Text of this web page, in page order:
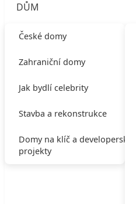
DŮM
České domy
Zahraniční domy
Jak bydlí celebrity
Stavba a rekonstrukce
Domy na klíč a developerské
projekty